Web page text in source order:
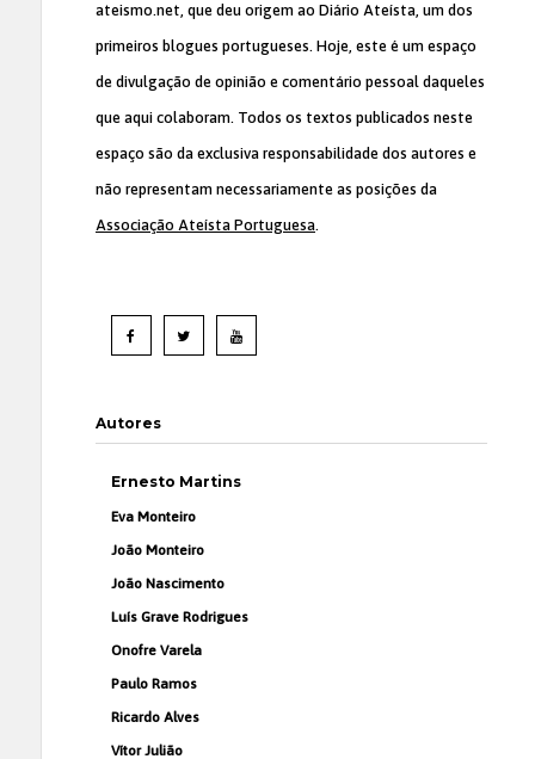
ateismo.net, que deu origem ao Diário Ateísta, um dos
primeiros blogues portugueses. Hoje, este é um espaço
de divulgação de opinião e comentário pessoal daqueles
que aqui colaboram. Todos os textos publicados neste
espaço são da exclusiva responsabilidade dos autores e
não representam necessariamente as posições da
Associação Ateísta Portuguesa.
Autores
Ernesto Martins
Eva Monteiro
João Monteiro
João Nascimento
Luís Grave Rodrigues
Onofre Varela
Paulo Ramos
Ricardo Alves
Vítor Julião